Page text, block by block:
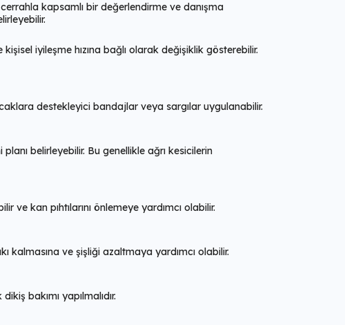
kapsamlı bir değerlendirme ve danışma
iyileşme hızına bağlı olarak değişiklik gösterebilir.
destekleyici bandajlar veya sargılar uygulanabilir.
belirleyebilir. Bu genellikle ağrı kesicilerin
kan pıhtılarını önlemeye yardımcı olabilir.
kalmasına ve şişliği azaltmaya yardımcı olabilir.
bakımı yapılmalıdır.